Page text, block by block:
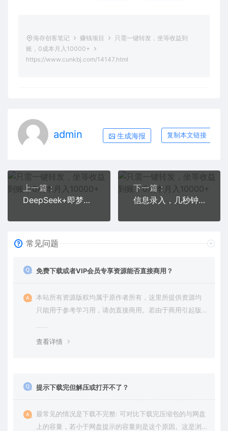
海存创客笔记 赚钱项目
只需一键转发，坐等收益到
账，0成本月入10000+
https://www.cunkbj.com/14147.html
admin 生成海报 复制本文链接
上一篇：
DeepSeek+即梦制作冰雪奇观视频，轻松生成爆款视频，单日变现1000+
下一篇：
信息录入，几秒钟一单，只需一部手机即可开始，0成本，每天1000+
常见问题
免费下载或者VIP会员专享资源能否直接商用？
本站所有资源版权均属于原作者所有，这里所提供资源均
只能用于参考学习用，请勿直接商用。若由于商用引起版
查看详情
提示下载完但解压或打开不了？
最常见的情况是下载不完整: 可对比下载完压缩包的与网盘
上的容量，若小于网盘提示的容量则是这个原因。这是浏